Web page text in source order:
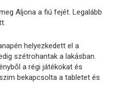
Aljona a fiú fejét. Legalább
helyezkedett el a
szétrohantak a lakásban.
a régi játékokat és
bekapcsolta a tabletet és